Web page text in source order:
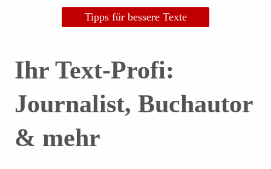
Tipps für bessere Texte
Ihr Text-Profi:
Journalist, Buchautor
& mehr